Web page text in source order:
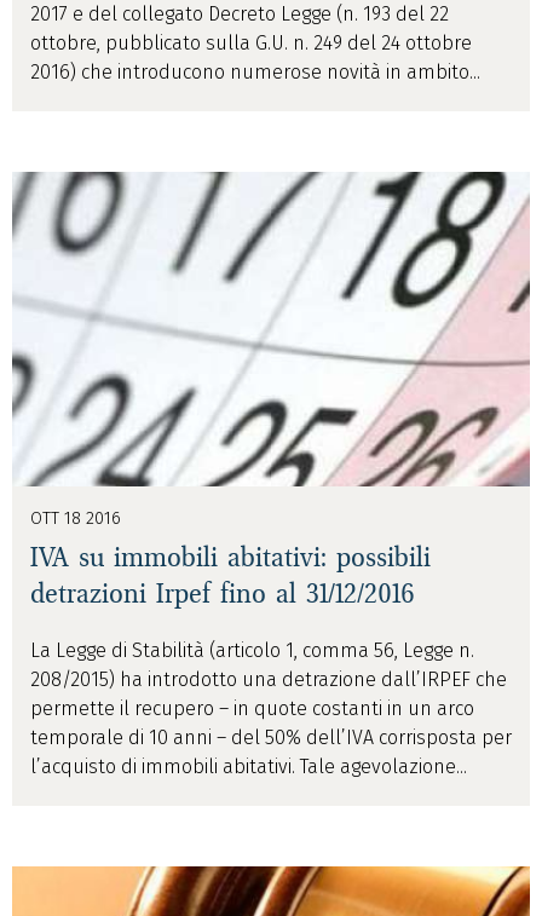
2017 e del collegato Decreto Legge (n. 193 del 22
ottobre, pubblicato sulla G.U. n. 249 del 24 ottobre
2016) che introducono numerose novità in ambito...
OTT 18 2016
IVA su immobili abitativi: possibili
detrazioni Irpef fino al 31/12/2016
La Legge di Stabilità (articolo 1, comma 56, Legge n.
208/2015) ha introdotto una detrazione dall’IRPEF che
permette il recupero – in quote costanti in un arco
temporale di 10 anni – del 50% dell’IVA corrisposta per
l’acquisto di immobili abitativi. Tale agevolazione...